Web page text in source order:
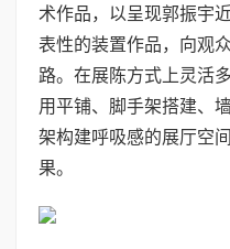
术作品，以呈现郭振宇
表性的装置作品，向观
路。在展陈方式上灵活
用平铺、脚手架搭建、
架构建呼吸感的展厅空
果。